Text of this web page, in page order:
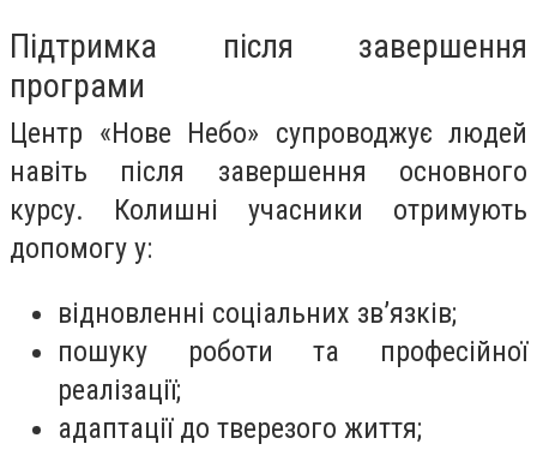
Підтримка після завершення
програми
Центр «Нове Небо» супроводжує людей
навіть після завершення основного
курсу. Колишні учасники отримують
допомогу у:
відновленні соціальних зв’язків;
пошуку роботи та професійної
реалізації;
адаптації до тверезого життя;